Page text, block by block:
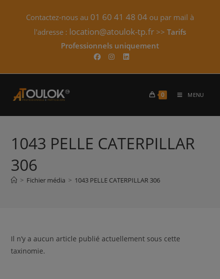
Contactez-nous au 01 60 41 48 04 ou par mail à
l'adresse : location@atoulok-tp.fr >> Tarifs
Professionnels uniquement​
0 MENU
1043 PELLE CATERPILLAR
306
> Fichier média > 1043 PELLE CATERPILLAR 306
Il n’y a aucun article publié actuellement sous cette
taxinomie.